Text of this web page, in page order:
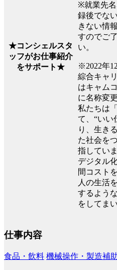
★コンシェルスタ
ッフがお仕事紹介
をサポート★
※就業先
録後でな
きない情
すのでご
い。
※2022年
綜合キャ
はキャム
に名称変
私たちは
て、“いい
り、生き
た社会を
指していま
デジタル
間コスト
人の生活
するよう
をしてま
仕事内容
食品・飲料 機械操作・製造補